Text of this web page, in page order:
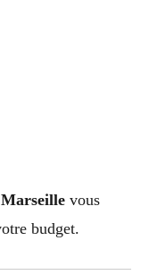
vous
budget.